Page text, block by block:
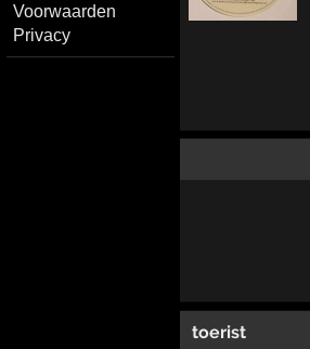
Voorwaarden
Privacy
toerist